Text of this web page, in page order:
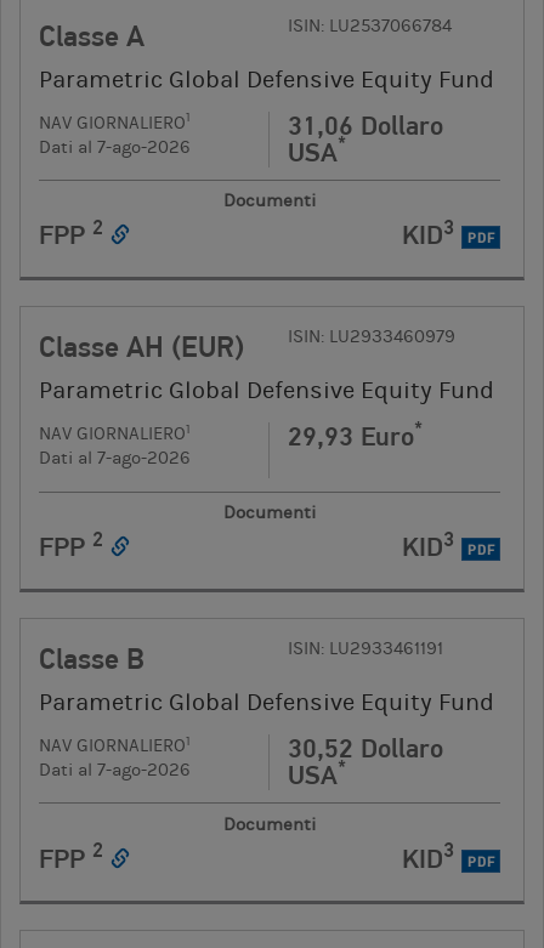
Classe A ISIN: LU2537066784
Parametric Global Defensive Equity Fund
NAV GIORNALIERO1
Dati al 7-ago-2026
31,06 Dollaro
USA*
Documenti
FPP 2 KID3 PDF
Classe AH (EUR) ISIN: LU2933460979
Parametric Global Defensive Equity Fund
NAV GIORNALIERO1
Dati al 7-ago-2026
29,93 Euro*
Documenti
FPP 2 KID3 PDF
Classe B ISIN: LU2933461191
Parametric Global Defensive Equity Fund
NAV GIORNALIERO1
Dati al 7-ago-2026
30,52 Dollaro
USA*
Documenti
FPP 2 KID3 PDF